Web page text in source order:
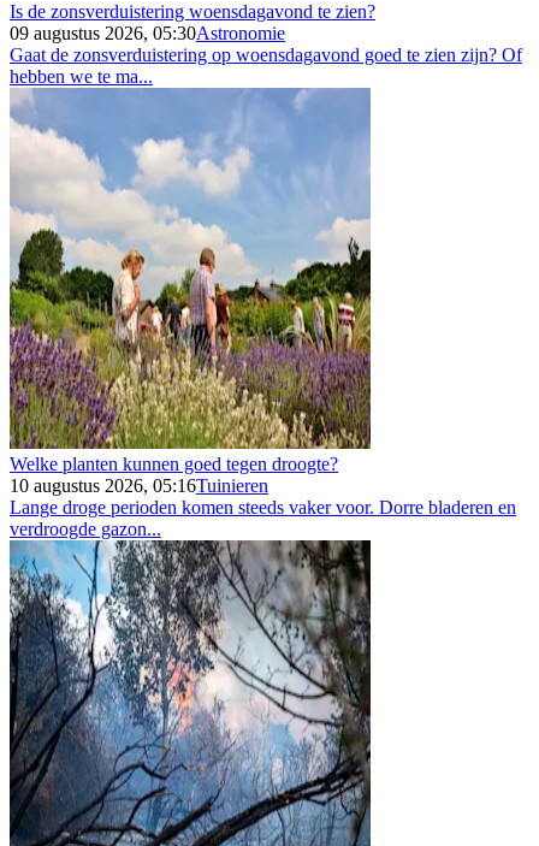
Is de zonsverduistering woensdagavond te zien?
09 augustus 2026, 05:30Astronomie
Gaat de zonsverduistering op woensdagavond goed te zien zijn? Of
hebben we te ma...
Welke planten kunnen goed tegen droogte?
10 augustus 2026, 05:16Tuinieren
Lange droge perioden komen steeds vaker voor. Dorre bladeren en
verdroogde gazon...